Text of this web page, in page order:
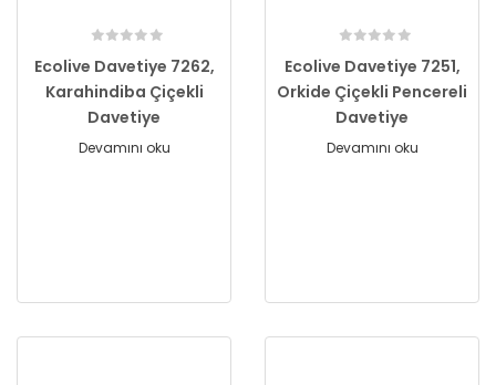
Ecolive Davetiye 7262,
Karahindiba Çiçekli
Davetiye
Devamını oku
Ecolive Davetiye 7251,
Orkide Çiçekli Pencereli
Davetiye
Devamını oku